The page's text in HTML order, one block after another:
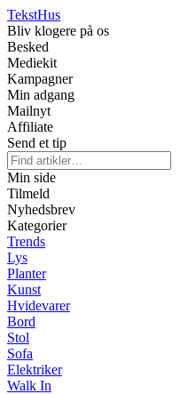
TekstHus
Bliv klogere på os
Besked
Mediekit
Kampagner
Min adgang
Mailnyt
Affiliate
Send et tip
Min side
Tilmeld
Nyhedsbrev
Kategorier
Trends
Lys
Planter
Kunst
Hvidevarer
Bord
Stol
Sofa
Elektriker
Walk In